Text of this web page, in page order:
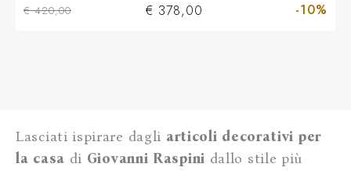
€ 420,00 € 378,00 -10%
Lasciati ispirare dagli articoli decorativi per
la casa di Giovanni Raspini dallo stile più